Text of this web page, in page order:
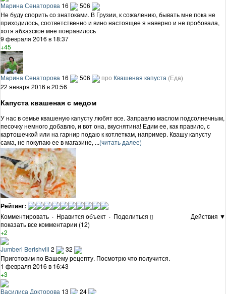
Марина Сенаторова 16
506
Не буду спорить со знатоками. В Грузии, к сожалению, бывать мне пока не
приходилось, соответственно и вино настоящее я наверно и не пробовала,
хотя абхазское мне понравилось
9 февраля 2016 в 18:37
+45
Марина Сенаторова 16 506 про Квашеная капуста (Еда)
22 января 2016 в 20:56
Капуста квашеная с медом
У нас в семье квашеную капусту любят все. Заправлю маслом подсолнечным,
песочку немного добавлю, и вот она, вкуснятина! Едим ее, как правило, с
картошечкой или на гарнир подаю к котлеткам, например. Квашу капусту
сама, не покупаю ее в магазине, ...(читать далее)
Рейтинг:
Комментировать · Нравится объект · Поделиться
Действия ▼
показать все комментарии (12)
+2
Jumberi Berishvili 2
32
Приготовим по Вашему рецепту. Посмотрю что получится.
1 февраля 2016 в 16:43
+3
Василиса Докторова 13
24